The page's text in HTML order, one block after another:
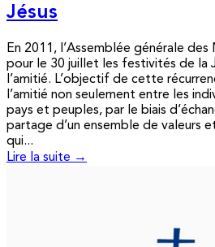
Jésus
En 2011, l’Assemblée générale
pour le 30 juillet les festivités de la
l’amitié. L’objectif de cette
l’amitié non seulement entre les
pays et peuples, par le biais
partage d’un ensemble de valeurs
qui...
Lire la suite →